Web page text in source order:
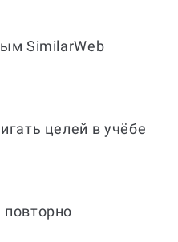
SimilarWeb
целей в учёбе